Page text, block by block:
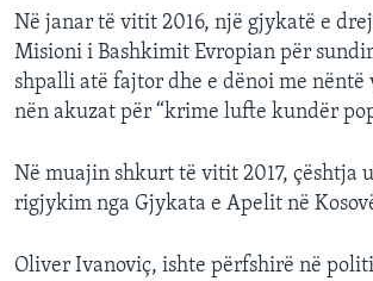
Në janar të vitit 2016, një gjykatë e
Misioni i Bashkimit Evropian për
shpalli atë fajtor dhe e dënoi me
nën akuzat për “krime lufte kundër
Në muajin shkurt të vitit 2017, çështja
rigjykim nga Gjykata e Apelit në
Oliver Ivanoviç, ishte përfshirë në